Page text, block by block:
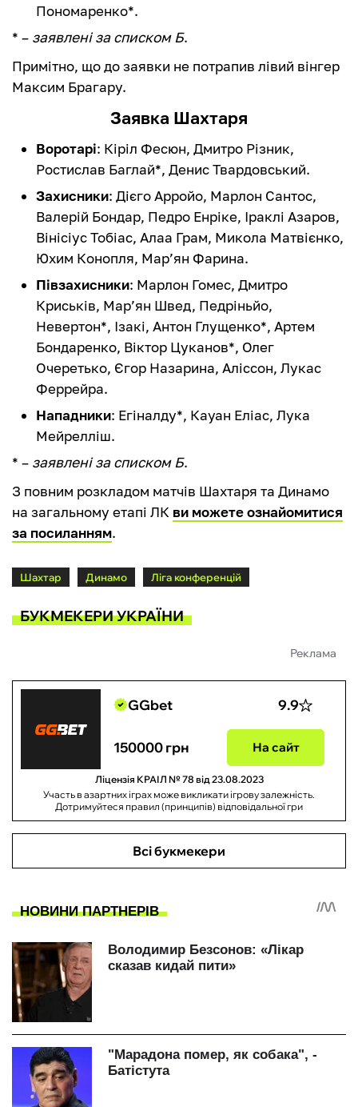
Пономаренко*.
* – заявлені за списком Б.
Примітно, що до заявки не потрапив лівий вінгер
Максим Брагару.
Заявка Шахтаря
Воротарі: Кіріл Фесюн, Дмитро Різник,
Ростислав Баглай*, Денис Твардовський.
Захисники: Дієго Арройо, Марлон Сантос,
Валерій Бондар, Педро Енріке, Іраклі Азаров,
Вінісіус Тобіас, Алаа Грам, Микола Матвієнко,
Юхим Конопля, Мар’ян Фарина.
Півзахисники: Марлон Гомес, Дмитро
Криськів, Мар’ян Швед, Педріньйо,
Невертон*, Ізакі, Антон Глущенко*, Артем
Бондаренко, Віктор Цуканов*, Олег
Очеретько, Єгор Назарина, Аліссон, Лукас
Феррейра.
Нападники: Егіналду*, Кауан Еліас, Лука
Мейрелліш.
* – заявлені за списком Б.
З повним розкладом матчів Шахтаря та Динамо
на загальному етапі ЛК ви можете ознайомитися
за посиланням.
Шахтар Динамо Ліга конференцій
БУКМЕКЕРИ УКРАЇНИ
Реклама
GGbet 9.9
150000 грн На сайт
Ліцензія КРАІЛ № 78 від 23.08.2023
Участь в азартних іграх може викликати ігрову залежність.
Дотримуйтеся правил (принципів) відповідальної гри
Всі букмекери